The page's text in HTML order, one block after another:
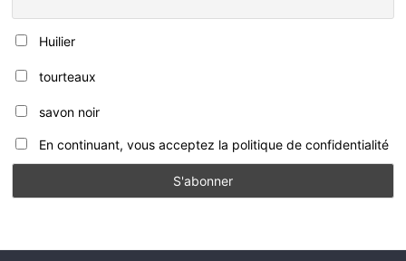
Huilier
tourteaux
savon noir
En continuant, vous acceptez la politique de confidentialité